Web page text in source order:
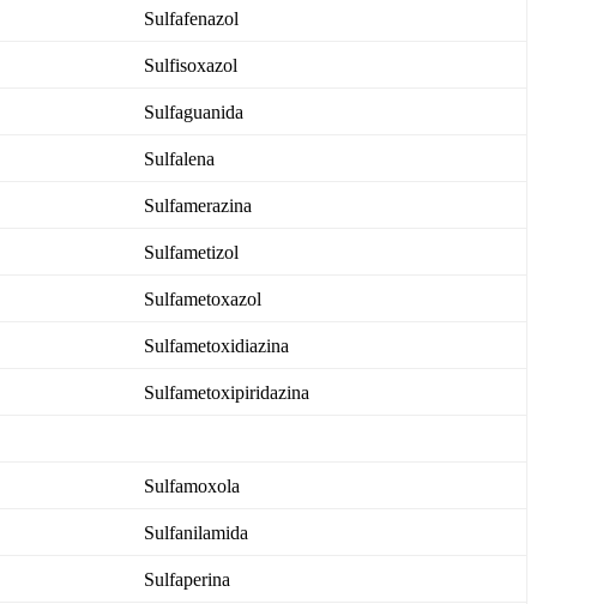
Sulfafenazol
Sulfisoxazol
Sulfaguanida
Sulfalena
Sulfamerazina
Sulfametizol
Sulfametoxazol
Sulfametoxidiazina
Sulfametoxipiridazina
Sulfamoxola
Sulfanilamida
Sulfaperina